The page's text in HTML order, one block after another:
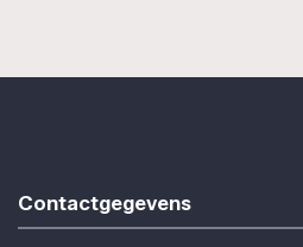
Contactgegevens